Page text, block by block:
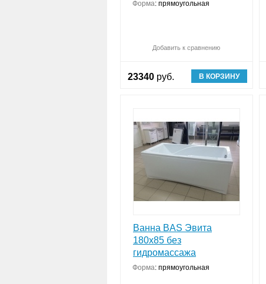
Форма: прямоугольная
Добавить к сравнению
23340 руб. В КОРЗИНУ
Ванна BAS Эвита
180х85 без
гидромассажа
Форма: прямоугольная